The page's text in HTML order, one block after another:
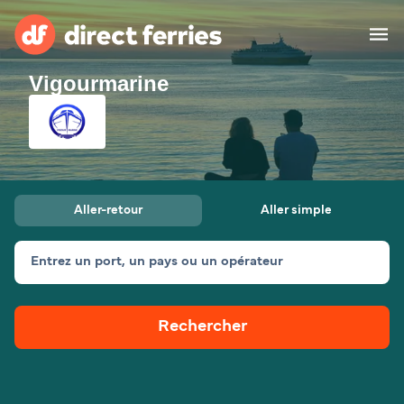
Compagnies de ferry
Pays
Billet de bateau
Traversées et ports
Canada (FR)
Mon Compte
Vigourmarine
Aller-retour Aller simple
Entrez un port, un pays ou un opérateur
Rechercher